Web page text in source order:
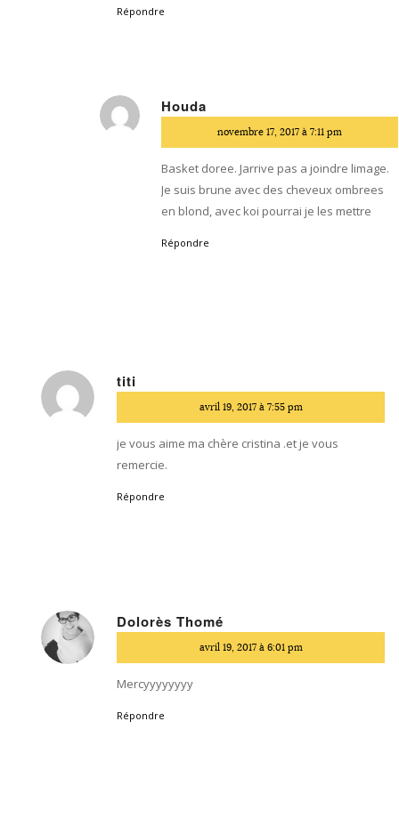
Répondre
Houda
novembre 17, 2017 à 7:11 pm
Basket doree. Jarrive pas a joindre limage.
Je suis brune avec des cheveux ombrees
en blond, avec koi pourrai je les mettre
Répondre
titi
:
avril 19, 2017 à 7:55 pm
je vous aime ma chère cristina .et je vous
remercie.
Répondre
Dolorès Thomé
:
avril 19, 2017 à 6:01 pm
Mercyyyyyyyy
Répondre